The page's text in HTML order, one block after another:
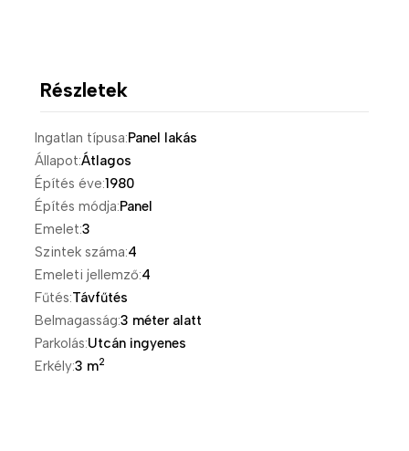
Részletek
Ingatlan típusa:Panel lakás
Állapot:Átlagos
Építés éve:1980
Építés módja:Panel
Emelet:3
Szintek száma:4
Emeleti jellemző:4
Fűtés:Távfűtés
Belmagasság:3 méter alatt
Parkolás:Utcán ingyenes
Erkély:3 m2